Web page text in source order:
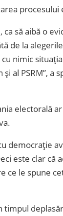
să aibă o
de la
nimic
al PSRM”, a
electorală
democrație
este clar că
ce le spune
timpul